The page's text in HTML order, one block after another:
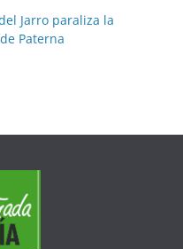
Jarro paraliza la
Paterna